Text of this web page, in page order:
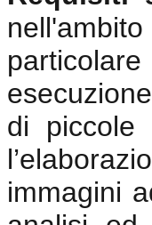
di piccole
immagini